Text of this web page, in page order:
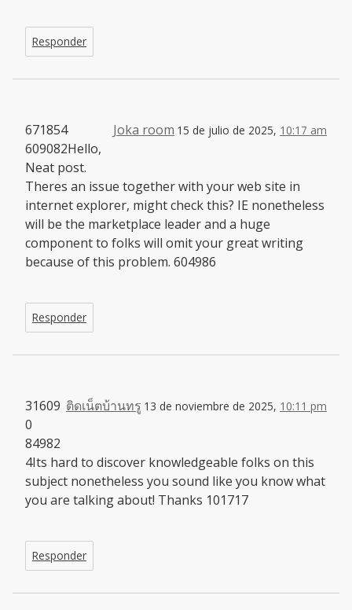
Responder
Joka room 15 de julio de 2025, 10:17 am
671854
609082Hello,
Neat post.
Theres an issue together with your web site in
internet explorer, might check this? IE nonetheless
will be the marketplace leader and a huge
component to folks will omit your great writing
because of this problem. 604986
Responder
ติดเน็ตบ้านทรู 13 de noviembre de 2025, 10:11 pm
31609
0
84982
4Its hard to discover knowledgeable folks on this
subject nonetheless you sound like you know what
you are talking about! Thanks 101717
Responder